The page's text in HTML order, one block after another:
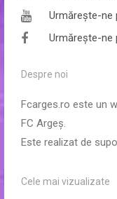
Urmărește-ne
Urmărește-ne
Despre noi
Fcarges.ro este un
FC Argeș.
Este realizat de
Cele mai vizualizate